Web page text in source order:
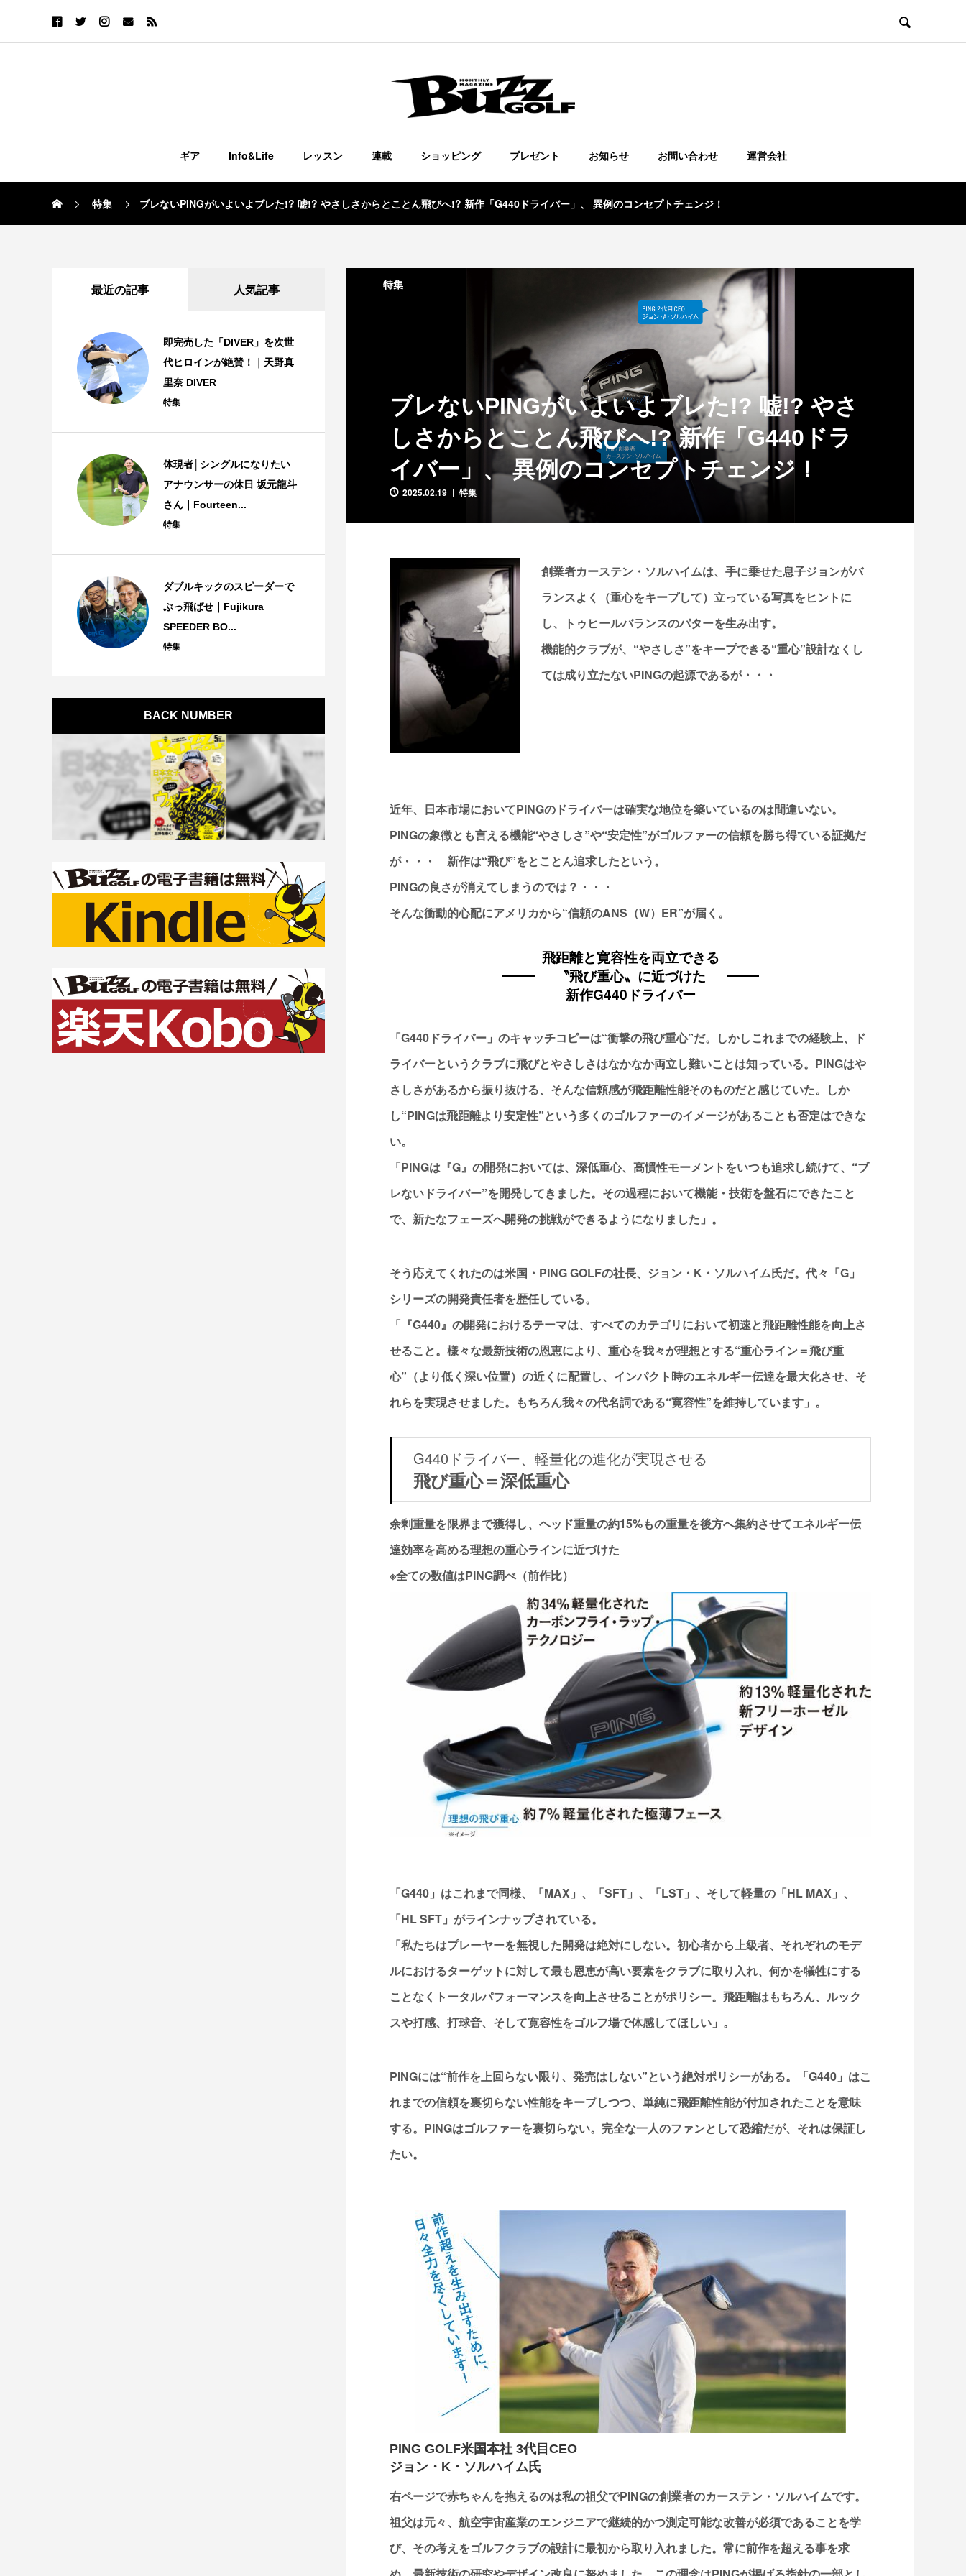

ギア Info&Life レッスン 連載 ショッピング プレゼント お知らせ お問い合わせ 運営会社
特集 ブレないPINGがいよいよブレた!? 嘘!? やさしさからとことん飛びへ!? 新作「G440ドライバー」、 異例のコンセプトチェンジ！
特集
ブレないPINGがいよいよブレた!? 嘘!? やさ
しさからとことん飛びへ!? 新作「G440ドラ
イバー」、 異例のコンセプトチェンジ！
2025.02.19 特集
創業者カーステン・ソルハイムは、手に乗せた息子ジョンがバ
ランスよく（重心をキープして）立っている写真をヒントに
し、トゥヒールバランスのパターを生み出す。
機能的クラブが、“やさしさ”をキープできる“重心”設計なくし
ては成り立たないPINGの起源であるが・・・
近年、日本市場においてPINGのドライバーは確実な地位を築いているのは間違いない。
PINGの象徴とも言える機能“やさしさ”や“安定性”がゴルファーの信頼を勝ち得ている証拠だ
が・・・ 新作は“飛び”をとことん追求したという。
PINGの良さが消えてしまうのでは？・・・
そんな衝動的心配にアメリカから“信頼のANS（W）ER”が届く。
飛距離と寛容性を両立できる
〝飛び重心〟に近づけた
新作G440ドライバー
「G440ドライバー」のキャッチコピーは“衝撃の飛び重心”だ。しかしこれまでの経験上、ド
ライバーというクラブに飛びとやさしさはなかなか両立し難いことは知っている。PINGはや
さしさがあるから振り抜ける、そんな信頼感が飛距離性能そのものだと感じていた。しか
し“PINGは飛距離より安定性”という多くのゴルファーのイメージがあることも否定はできな
い。
「PINGは『G』の開発においては、深低重心、高慣性モーメントをいつも追求し続けて、“ブ
レないドライバー”を開発してきました。その過程において機能・技術を盤石にできたこと
で、新たなフェーズへ開発の挑戦ができるようになりました」。
そう応えてくれたのは米国・PING GOLFの社長、ジョン・K・ソルハイム氏だ。代々「G」
シリーズの開発責任者を歴任している。
「『G440』の開発におけるテーマは、すべてのカテゴリにおいて初速と飛距離性能を向上さ
せること。様々な最新技術の恩恵により、重心を我々が理想とする“重心ライン＝飛び重
心”（より低く深い位置）の近くに配置し、インパクト時のエネルギー伝達を最大化させ、そ
れらを実現させました。もちろん我々の代名詞である“寛容性”を維持しています」。
G440ドライバー、軽量化の進化が実現させる
飛び重心＝深低重心
余剰重量を限界まで獲得し、ヘッド重量の約15%もの重量を後方へ集約させてエネルギー伝
達効率を高める理想の重心ラインに近づけた
※全ての数値はPING調べ（前作比）
「G440」はこれまで同様、「MAX」、「SFT」、「LST」、そして軽量の「HL MAX」、
「HL SFT」がラインナップされている。
「私たちはプレーヤーを無視した開発は絶対にしない。初心者から上級者、それぞれのモデ
ルにおけるターゲットに対して最も恩恵が高い要素をクラブに取り入れ、何かを犠牲にする
ことなくトータルパフォーマンスを向上させることがポリシー。飛距離はもちろん、ルック
スや打感、打球音、そして寛容性をゴルフ場で体感してほしい」。
PINGには“前作を上回らない限り、発売はしない”という絶対ポリシーがある。「G440」はこ
れまでの信頼を裏切らない性能をキープしつつ、単純に飛距離性能が付加されたことを意味
する。PINGはゴルファーを裏切らない。完全な一人のファンとして恐縮だが、それは保証し
たい。
PING GOLF米国本社 3代目CEO
ジョン・K・ソルハイム氏
右ページで赤ちゃんを抱えるのは私の祖父でPINGの創業者のカーステン・ソルハイムです。
祖父は元々、航空宇宙産業のエンジニアで継続的かつ測定可能な改善が必須であることを学
び、その考えをゴルフクラブの設計に最初から取り入れました。常に前作を超える事を求
最近の記事 人気記事
即完売した「DIVER」を次世
代ヒロインが絶賛！｜天野真
里奈 DIVER
特集
体現者│シングルになりたい
アナウンサーの休日 坂元龍斗
さん｜Fourteen...
特集
ダブルキックのスピーダーで
ぶっ飛ばせ｜Fujikura
SPEEDER BO...
特集
BACK NUMBER